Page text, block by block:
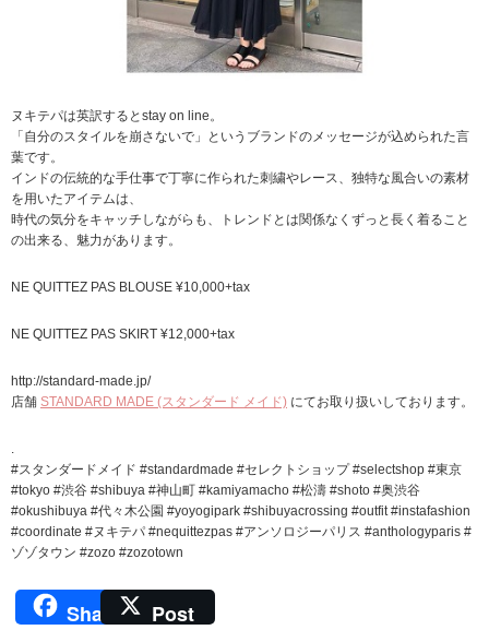
ヌキテパは英訳するとstay on line。
「自分のスタイルを崩さないで」というブランドのメッセージが込められた言
葉です。
インドの伝統的な手仕事で丁寧に作られた刺繍やレース、独特な風合いの素材
を用いたアイテムは、
時代の気分をキャッチしながらも、トレンドとは関係なくずっと長く着ること
の出来る、魅力があります。
NE QUITTEZ PAS BLOUSE ¥10,000+tax
NE QUITTEZ PAS SKIRT ¥12,000+tax
http://standard-made.jp/
店舗 STANDARD MADE (スタンダード メイド) にてお取り扱いしております。
#スタンダードメイド #standardmade #セレクトショップ #selectshop #東京
#tokyo #渋谷 #shibuya #神山町 #kamiyamacho #松濤 #shoto #奥渋谷
#okushibuya #代々木公園 #yoyogipark #shibuyacrossing #outfit #instafashion
#coordinate #ヌキテパ #nequittezpas #アンソロジーパリス #anthologyparis #
ゾゾタウン #zozo #zozotown
Share Post